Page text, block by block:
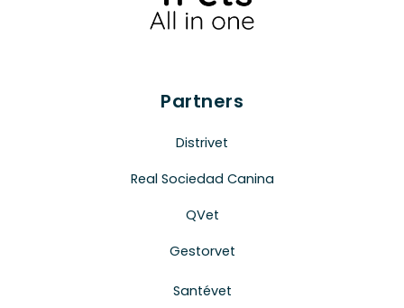
Partners
Distrivet
Real Sociedad Canina
QVet
Gestorvet
Santévet